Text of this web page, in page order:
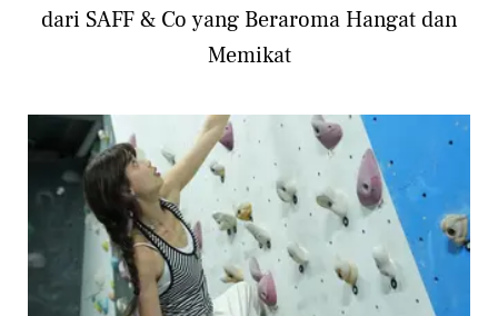
dari SAFF & Co yang Beraroma Hangat dan
Memikat